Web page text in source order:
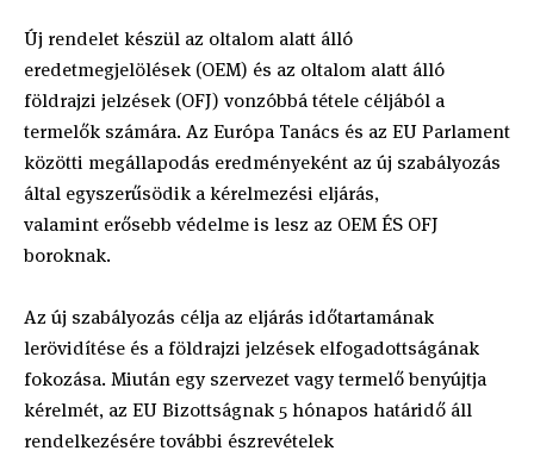
Új rendelet készül az oltalom alatt álló
eredetmegjelölések (OEM) és az oltalom alatt álló
földrajzi jelzések (OFJ) vonzóbbá tétele céljából a
termelők számára. Az Európa Tanács és az EU Parlament
közötti megállapodás eredményeként az új szabályozás
által egyszerűsödik a kérelmezési eljárás,
valamint erősebb védelme is lesz az OEM ÉS OFJ
boroknak.
Az új szabályozás célja az eljárás időtartamának
lerövidítése és a földrajzi jelzések elfogadottságának
fokozása. Miután egy szervezet vagy termelő benyújtja
kérelmét, az EU Bizottságnak 5 hónapos határidő áll
rendelkezésére további észrevételek